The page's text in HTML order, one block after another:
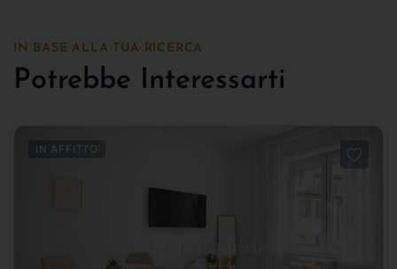
IN BASE ALLA TUA RICERCA
Potrebbe Interessarti
IN AFFITTO